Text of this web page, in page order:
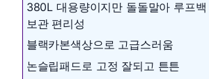
380L 대용량이지만 돌돌말아 루프
보관 편리성
블랙카본색상으로 고급스러움
논슬립패드로 고정 잘되고 튼튼